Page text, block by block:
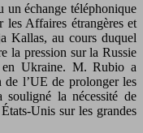
échange téléphonique
les Affaires étrangères et
Kallas, au cours duquel
la pression sur la Russie
Ukraine. M. Rubio a
l’UE de prolonger les
souligné la nécessité de
Unis sur les grandes